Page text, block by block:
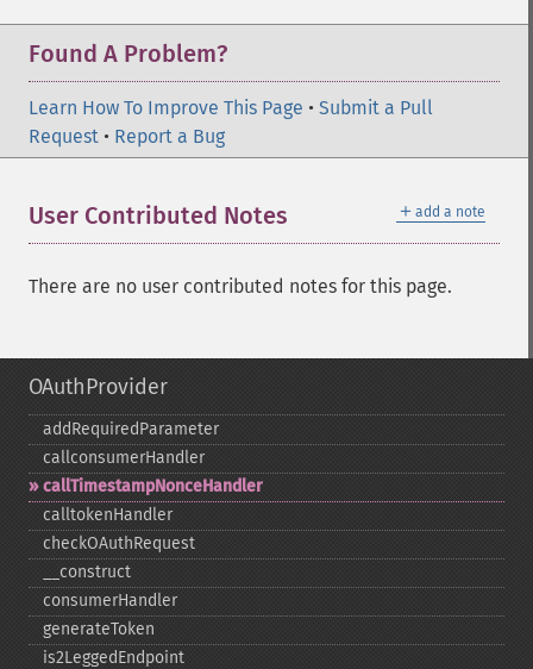
Found A Problem?
Learn How To Improve This Page • Submit a Pull
Request • Report a Bug
＋ add a note
User Contributed Notes
There are no user contributed notes for this page.
OAuthProvider
addRequiredParameter
callconsumerHandler
callTimestampNonceHandler
calltokenHandler
checkOAuthRequest
_​_​construct
consumerHandler
generateToken
is2LeggedEndpoint